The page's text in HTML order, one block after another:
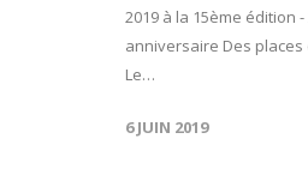
2019 à la 15ème édition -
anniversaire Des places
Le…
6 JUIN 2019